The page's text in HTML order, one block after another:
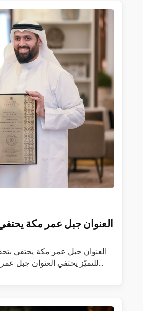
للتميّز يحتفي العنوان جبل